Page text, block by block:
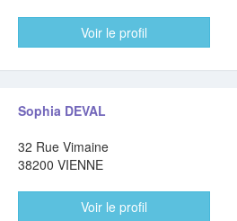
Voir le profil
Sophia DEVAL
32 Rue Vimaine
38200 VIENNE
Voir le profil